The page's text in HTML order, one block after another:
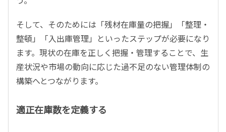
そして、そのためには「残材在庫量の把握」「整理・
整頓」「入出庫管理」といったステップが必要になり
ます。現状の在庫を正しく把握・管理することで、生
産状況や市場の動向に応じた過不足のない管理体制の
構築へとつながります。
適正在庫数を定義する